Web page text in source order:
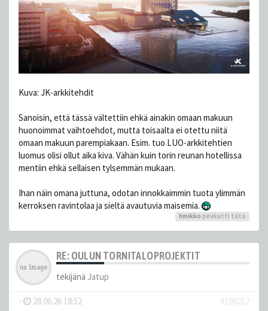
Kuva: JK-arkkitehdit
Sanoisin, että tässä vältettiin ehkä ainakin omaan makuun
huonoimmat vaihtoehdot, mutta toisaalta ei otettu niitä
omaan makuun parempiakaan. Esim. tuo LUO-arkkitehtien
luomus olisi ollut aika kiva. Vähän kuin torin reunan hotellissa
mentiin ehkä sellaisen tylsemmän mukaan.
Ihan näin omana juttuna, odotan innokkaimmin tuota ylimmän
kerroksen ravintolaa ja sieltä avautuvia maisemia.
hmikko peukutti tätä
RE: OULUN TORNITALOPROJEKTIT
tekijänä Jatup
- 28.06.26 18:52
#109252